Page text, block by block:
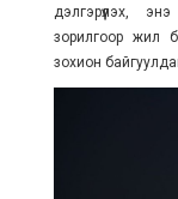
дэлгэрүүлэх,
зорилгоор жил
зохион